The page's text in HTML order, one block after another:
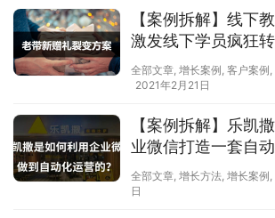
【案例拆解】线下
激发线下学员疯狂
全部文章, 增长案例, 客户案例,
2021年2月21日
【案例拆解】乐凯
业微信打造一套自
的？
全部文章, 增长方法, 增长案例,
日